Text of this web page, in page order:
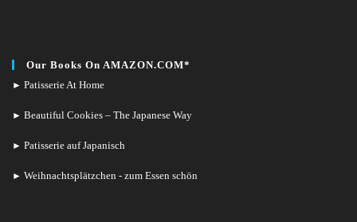
Our Books On AMAZON.COM*
► Patisserie At Home
► Beautiful Cookies – The Japanese Way
► Patisserie auf Japanisch
► Weihnachtsplätzchen - zum Essen schön